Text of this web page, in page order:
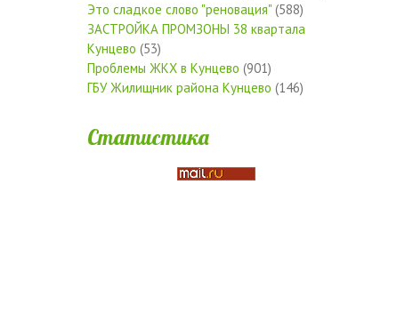
Это сладкое слово "реновация"(588)
ЗАСТРОЙКА ПРОМЗОНЫ 38 квартала
Кунцево (53)
Проблемы ЖКХ в Кунцево (901)
ГБУ Жилищник района Кунцево (146)
Статистика